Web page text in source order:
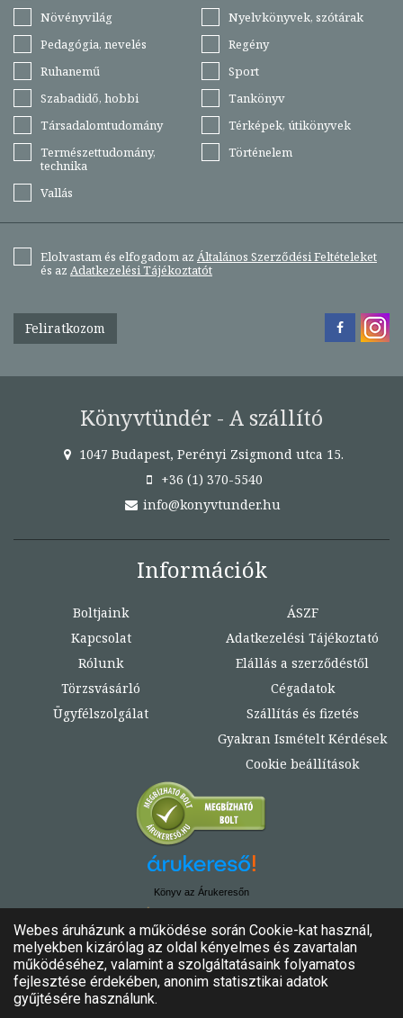
Növényvilág
Nyelvkönyvek, szótárak
Pedagógia, nevelés
Regény
Ruhanemű
Sport
Szabadidő, hobbi
Tankönyv
Társadalomtudomány
Térképek, útikönyvek
Természettudomány,
technika
Történelem
Vallás
Elolvastam és elfogadom az Általános Szerződési Feltételeket
és az Adatkezelési Tájékoztatót
Feliratkozom
Könyvtündér - A szállító
1047 Budapest, Perényi Zsigmond utca 15.
+36 (1) 370-5540
info@konyvtunder.hu
Információk
Boltjaink
Kapcsolat
Rólunk
Törzsvásárló
Ügyfélszolgálat
ÁSZF
Adatkezelési Tájékoztató
Elállás a szerződéstől
Cégadatok
Szállítás és fizetés
Gyakran Ismételt Kérdések
Cookie beállítások
Könyv az Árukeresőn